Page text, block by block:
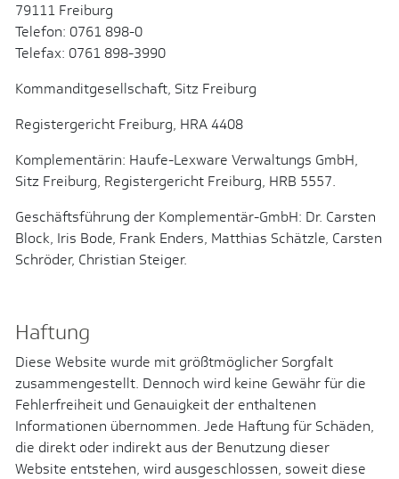
79111 Freiburg
Telefon: 0761 898-0
Telefax: 0761 898-3990
Kommanditgesellschaft, Sitz Freiburg
Registergericht Freiburg, HRA 4408
Komplementärin: Haufe-Lexware Verwaltungs GmbH,
Sitz Freiburg, Registergericht Freiburg, HRB 5557.
Geschäftsführung der Komplementär-GmbH: Dr. Carsten
Block, Iris Bode, Frank Enders, Matthias Schätzle, Carsten
Schröder, Christian Steiger.
Haftung
Diese Website wurde mit größtmöglicher Sorgfalt
zusammengestellt. Dennoch wird keine Gewähr für die
Fehlerfreiheit und Genauigkeit der enthaltenen
Informationen übernommen. Jede Haftung für Schäden,
die direkt oder indirekt aus der Benutzung dieser
Website entstehen, wird ausgeschlossen, soweit diese